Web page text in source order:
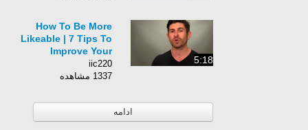
5:18
How To Be More
Likeable | 7 Tips To
Improve Your
Likeability
iic220
1337 مشاهده
ادامه